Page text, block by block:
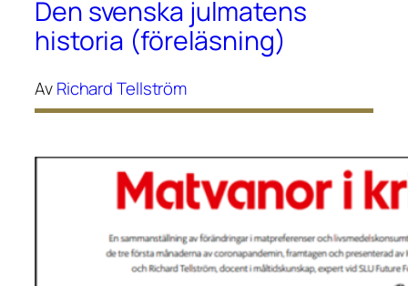
Den svenska julmatens
historia (föreläsning)
AvRichard Tellström